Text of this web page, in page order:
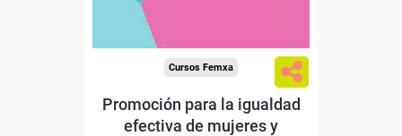
Cursos Femxa
Promoción para la igualdad
efectiva de mujeres y